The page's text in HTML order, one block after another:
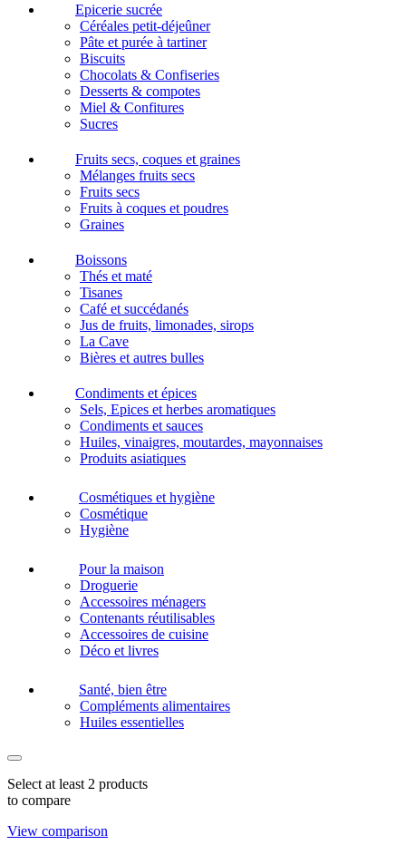
Epicerie sucrée
Céréales petit-déjeûner
Pâte et purée à tartiner
Biscuits
Chocolats & Confiseries
Desserts & compotes
Miel & Confitures
Sucres
Fruits secs, coques et graines
Mélanges fruits secs
Fruits secs
Fruits à coques et poudres
Graines
Boissons
Thés et maté
Tisanes
Café et succédanés
Jus de fruits, limonades, sirops
La Cave
Bières et autres bulles
Condiments et épices
Sels, Epices et herbes aromatiques
Condiments et sauces
Huiles, vinaigres, moutardes, mayonnaises
Produits asiatiques
Cosmétiques et hygiène
Cosmétique
Hygiène
Pour la maison
Droguerie
Accessoires ménagers
Contenants réutilisables
Accessoires de cuisine
Déco et livres
Santé, bien être
Compléments alimentaires
Huiles essentielles
Select at least 2 products
to compare
View comparison